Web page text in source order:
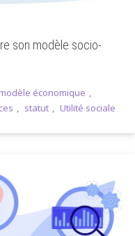
son modèle socio-
modèle économique ,
, statut , Utilité sociale